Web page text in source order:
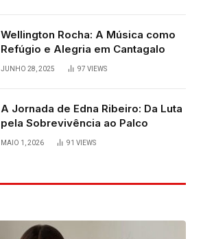
Wellington Rocha: A Música como
Refúgio e Alegria em Cantagalo
JUNHO 28, 2025 97 VIEWS
A Jornada de Edna Ribeiro: Da Luta
pela Sobrevivência ao Palco
MAIO 1, 2026 91 VIEWS